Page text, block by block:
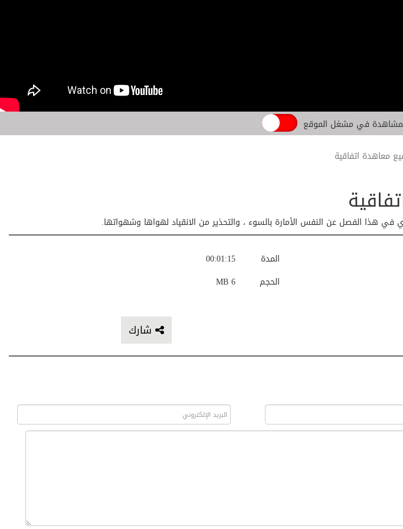
في مشغل الموقع
معاهدة اتفاقية
في هذا الفصل عن النفس الأمارة بالسوء ، والتحذير من الانقياد لهواها وشهواتها.
00:01:15
المدة
6 MB
الحجم
شارك